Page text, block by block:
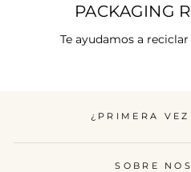
PACKAGING
Te ayudamos a
¿PRIMERA
SOBRE